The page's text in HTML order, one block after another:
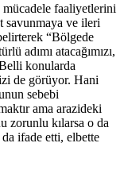
faaliyetlerini
savunmaya ve ileri
“Bölgede
adımı atacağımızı,
konularda
de görüyor. Hani
sebebi
ama arazideki
zorunlu kılarsa o da
ifade etti, elbette